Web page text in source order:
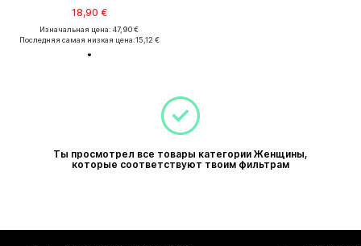
18,90 €
Изначальная цена: 47,90 €
Последняя самая низкая цена:15,12 €
Ты просмотрел все товары категории Женщины,
которые соответствуют твоим фильтрам